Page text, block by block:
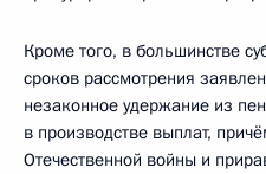
Кроме того, в большинстве
сроков рассмотрения
незаконное удержание из
в производстве выплат,
Отечественной войны и